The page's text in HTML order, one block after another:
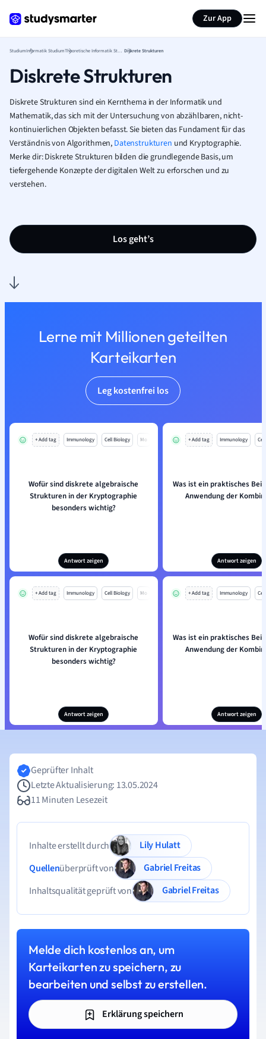
Zur App
StudiumInformatik Studium Theoretische Informatik Studium Diskrete Strukturen
Diskrete Strukturen
Diskrete Strukturen sind ein Kernthema in der Informatik und
Mathematik, das sich mit der Untersuchung von abzählbaren, nicht-
kontinuierlichen Objekten befasst. Sie bieten das Fundament für das
Verständnis von Algorithmen, Datenstrukturen und Kryptographie.
Merke dir: Diskrete Strukturen bilden die grundlegende Basis, um
tiefergehende Konzepte der digitalen Welt zu erforschen und zu
verstehen.
Los geht’s
Lerne mit Millionen geteilten
Karteikarten
Leg kostenfrei los
+ Add tag Immunology Cell Biology Mo
Wofür sind diskrete algebraische
Strukturen in der Kryptographie
besonders wichtig?
Antwort zeigen
+ Add tag Immunology
Was ist ein praktisches
Anwendung der
Antwort zeigen
+ Add tag Immunology Cell Biology Mo
Wofür sind diskrete algebraische
Strukturen in der Kryptographie
besonders wichtig?
Antwort zeigen
+ Add tag Immunology
Was ist ein praktisches
Anwendung der
Antwort zeigen
Geprüfter Inhalt
Letzte Aktualisierung: 13.05.2024
11 Minuten Lesezeit
Inhalte erstellt durch
Lily Hulatt
Quellenüberprüft von
Gabriel Freitas
Inhaltsqualität geprüft von
Gabriel Freitas
Melde dich kostenlos an, um
Karteikarten zu speichern, zu
bearbeiten und selbst zu erstellen.
Erklärung speichern